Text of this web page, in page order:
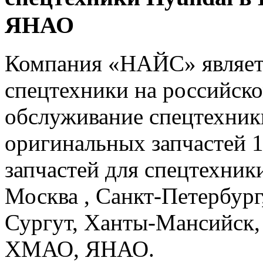
ЯНАО
Компания «НАЙС»
спецтехники на
обслуживание
оригинальных
запчастей для
Москва , Санкт-
Сургут, Ханты-
ХМАО, ЯНАО.